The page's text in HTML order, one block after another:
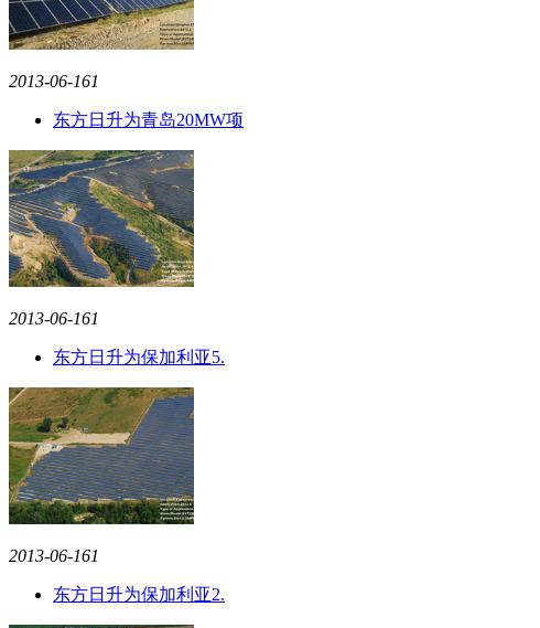
2013-06-161
东方日升为青岛20MW项
2013-06-161
东方日升为保加利亚5.
2013-06-161
东方日升为保加利亚2.